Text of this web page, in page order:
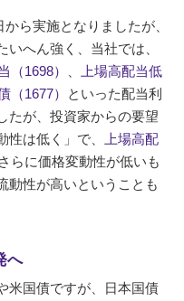
ら実施となりましたが、
へん強く、当社では、
（1698）
上場高配当低
（1677）
といった配当利
たが、投資家からの要望
は低く」で、
上場高配
らに価格変動性が低いも
動性が高いということも
へ
米国債ですが、日本国債